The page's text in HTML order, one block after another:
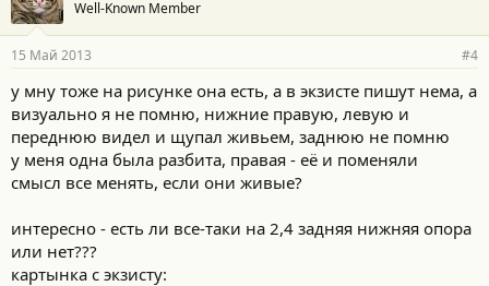
Well-Known Member
15 Май 2013 #4
у мну тоже на рисунке она есть, а в экзисте пишут нема, а
визуально я не помню, нижние правую, левую и
переднюю видел и щупал живьем, заднюю не помню
у меня одна была разбита, правая - её и поменяли
смысл все менять, если они живые?
интересно - есть ли все-таки на 2,4 задняя нижняя опора
или нет???
картынка с экзисту: